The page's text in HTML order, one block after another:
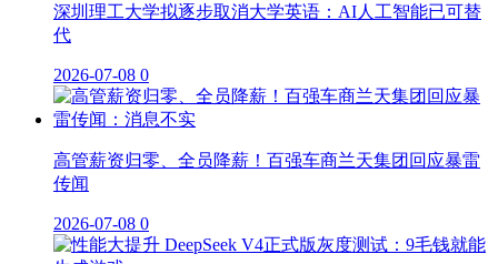
深圳理工大学拟逐步取消大学英语：AI人工智能已可替
代
2026-07-08 0
高管薪资归零、全员降薪！百强车商兰天集团回应暴雷
传闻
2026-07-08 0